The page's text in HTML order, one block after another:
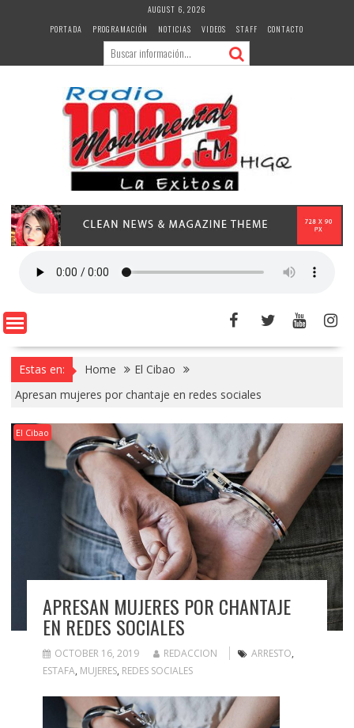
AUGUST 6, 2026
PORTADA
PROGRAMACIÓN NOTICIAS VIDEOS STAFF CONTACTO
Estas en: Home
El Cibao
Apresan mujeres por chantaje en redes sociales
El Cibao
APRESAN MUJERES POR CHANTAJE
EN REDES SOCIALES
OCTOBER 16, 2019 REDACCION ARRESTO,
ESTAFA, MUJERES, REDES SOCIALES